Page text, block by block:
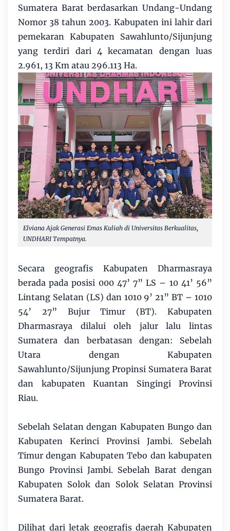
Sumatera Barat berdasarkan Undang-Undang
Nomor 38 tahun 2003. Kabupaten ini lahir dari
pemekaran Kabupaten Sawahlunto/Sijunjung
yang terdiri dari 4 kecamatan dengan luas
2.961, 13 Km atau 296.113 Ha.
Elviana Ajak Generasi Emas Kuliah di Universitas Berkualitas,
UNDHARI Tempatnya.
Secara geografis Kabupaten Dharmasraya
berada pada posisi 000 47’ 7” LS – 10 41’ 56”
Lintang Selatan (LS) dan 1010 9’ 21” BT – 1010
54’ 27” Bujur Timur (BT). Kabupaten
Dharmasraya dilalui oleh jalur lalu lintas
Sumatera dan berbatasan dengan: Sebelah
Utara dengan Kabupaten
Sawahlunto/Sijunjung Propinsi Sumatera Barat
dan kabupaten Kuantan Singingi Provinsi
Riau.
Sebelah Selatan dengan Kabupaten Bungo dan
Kabupaten Kerinci Provinsi Jambi. Sebelah
Timur dengan Kabupaten Tebo dan kabupaten
Bungo Provinsi Jambi. Sebelah Barat dengan
Kabupaten Solok dan Solok Selatan Provinsi
Sumatera Barat.
Dilihat dari letak geografis daerah Kabupaten